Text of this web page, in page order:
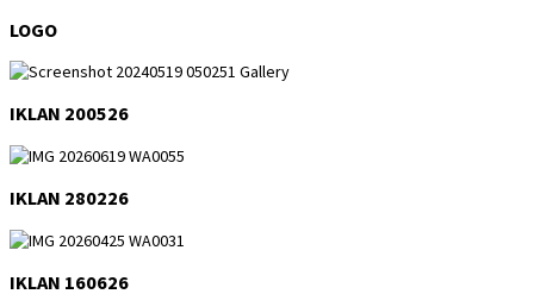
LOGO
IKLAN 200526
IKLAN 280226
IKLAN 160626